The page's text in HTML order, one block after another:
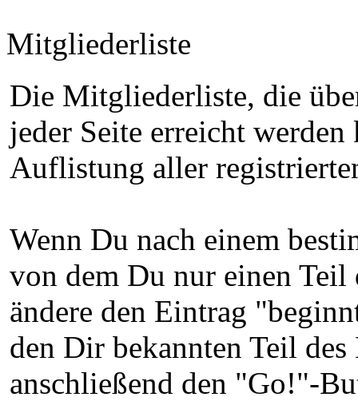
Mitgliederliste
Die Mitgliederliste, die
jeder Seite erreicht
Auflistung aller
Wenn Du nach einem
von dem Du nur einen Teil
ändere den Eintrag
den Dir bekannten Teil
anschließend den "Go!"-